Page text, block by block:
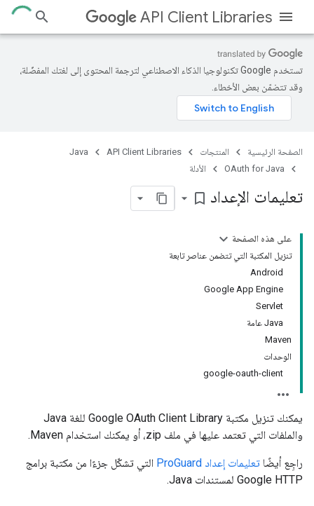
API Client Libraries
تستخدم Google تكنولوجيا الذكاء الاصطناعي لترجمة المحتوى إلى لغتك المفضّلة،
وقد تتضمّن بعض الأخطاء.
الصفحة الرئيسية المنتجات API Client Libraries
Java
OAuth for Java
الأدلة
تعليمات الإعداد bookmark_border
على هذه الصفحة
تنزيل المكتبة التي تتضمن عناصر تابعة
Android
Google App Engine
Servlet
Java عامة
Maven
الوحدات
google-oauth-client
يمكنك تنزيل مكتبة Google OAuth Client Library للغة Java
والملفات التي تعتمد عليها في ملف zip، أو يمكنك استخدام Maven.
راجِع أيضًا تعليمات إعداد ProGuard
التي تشكّل جزءًا من مكتبة برامج
Google HTTP لمستندات Java.